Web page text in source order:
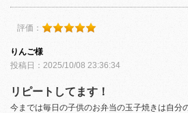
評価：
りんご様
投稿日：2025/10/08 23:36:34
リピートしてます！
今までは毎日の子供のお弁当の玉子焼きは自分